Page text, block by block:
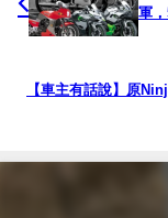
軍
【車主有話說】原